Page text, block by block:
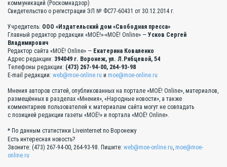
коммуникаций (Роскомнадзор)
Свидетельство о регистрации ЭЛ № ФС77-60431 от 30.12.2014 г.
Учредитель: ООО «Издательский дом «Свободная пресса»
Главный редактор редакции «МОЁ!»-«МОЁ! Online» — Усков Сергей
Владимирович
Редактор сайта «МОЁ! Online» — Екатерина Коваленко
Адрес редакции: 394049 г. Воронеж, ул. Л.Рябцевой, 54
Телефоны редакции: (473) 267-94-00, 264-93-98
E-mail редакции: web@moe-online.ru и moe@moe-online.ru
Мнения авторов статей, опубликованных на портале «МОЁ! Online», материалов,
размещённых в разделах «Мнения», «Народные новости», а также
комментариев пользователей к материалам сайта могут не совпадать
с позицией редакции газеты «МОЁ!» и портала «МОЁ! Online».
* По данным статистики Liveinternet по Воронежу
Есть интересная новость?
Звоните: (473) 267-94-00, 264-93-98. Пишите: web@moe-online.ru, moe@moe-
online.ru